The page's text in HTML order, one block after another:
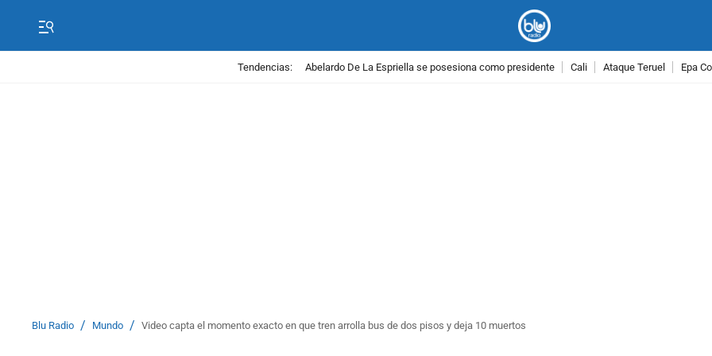
Tendencias: Abelardo De La Espriella se posesiona como presidente Cali Ataque Teruel Epa
Blu Radio / Mundo / Video capta el momento exacto en que tren arrolla bus de dos pisos y deja 10 muertos